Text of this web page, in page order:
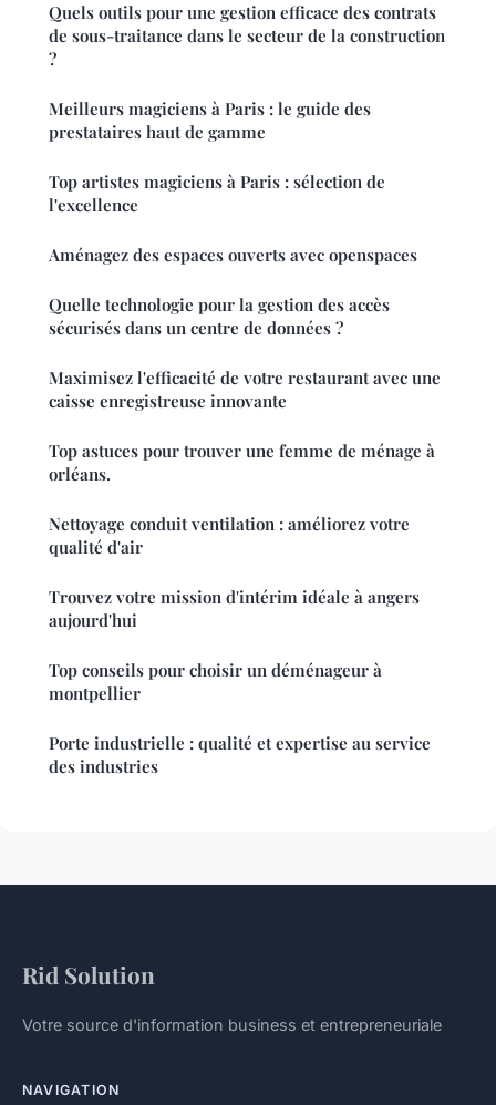
Quels outils pour une gestion efficace des contrats
de sous-traitance dans le secteur de la construction
?
Meilleurs magiciens à Paris : le guide des
prestataires haut de gamme
Top artistes magiciens à Paris : sélection de
l'excellence
Aménagez des espaces ouverts avec openspaces
Quelle technologie pour la gestion des accès
sécurisés dans un centre de données ?
Maximisez l'efficacité de votre restaurant avec une
caisse enregistreuse innovante
Top astuces pour trouver une femme de ménage à
orléans.
Nettoyage conduit ventilation : améliorez votre
qualité d'air
Trouvez votre mission d'intérim idéale à angers
aujourd'hui
Top conseils pour choisir un déménageur à
montpellier
Porte industrielle : qualité et expertise au service
des industries
Rid Solution
Votre source d'information business et entrepreneuriale
NAVIGATION